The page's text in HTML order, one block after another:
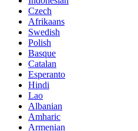
Czech
Afrikaans
Swedish
Polish
Basque
Catalan
Esperanto
Hindi
Lao
Albanian
Amharic
Armenian